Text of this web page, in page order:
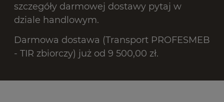
szczegóły darmowej dostawy pytaj w
dziale handlowym.
Darmowa dostawa (Transport PROFESMEB
- TIR zbiorczy) już od 9 500,00 zł.